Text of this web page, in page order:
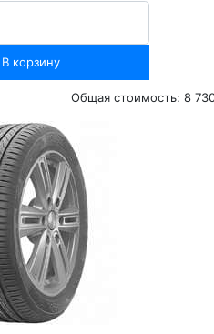
В корзину
Общая стоимость: 8